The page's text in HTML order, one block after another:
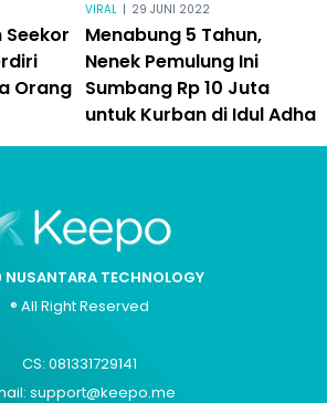
Seekor
Orang
VIRAL | 29 JUNI 2022
Menabung 5 Tahun,
Nenek Pemulung Ini
Sumbang Rp 10 Juta
untuk Kurban di Idul Adha
NUSANTARA TECHNOLOGY
® All Right Reserved
CS: 081331729141
support@keepo.me